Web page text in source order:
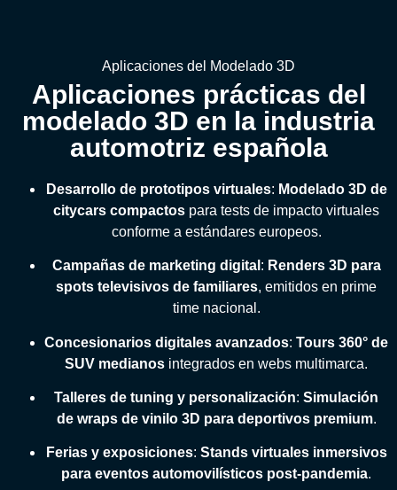
Aplicaciones del Modelado 3D
Aplicaciones prácticas del
modelado 3D en la industria
automotriz española
Desarrollo de prototipos virtuales: Modelado 3D de
citycars compactos para tests de impacto virtuales
conforme a estándares europeos.
Campañas de marketing digital : Renders 3D para
spots televisivos de familiares, emitidos en prime
time nacional.
Concesionarios digitales avanzados: Tours 360° de
SUV medianos integrados en webs multimarca.
Talleres de tuning y personalización: Simulación
de wraps de vinilo 3D para deportivos premium.
Ferias y exposiciones: Stands virtuales inmersivos
para eventos automovilísticos post-pandemia.